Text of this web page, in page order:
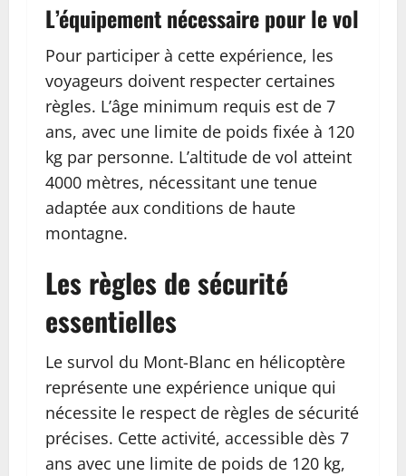
L’équipement nécessaire pour le vol
Pour participer à cette expérience, les
voyageurs doivent respecter certaines
règles. L’âge minimum requis est de 7
ans, avec une limite de poids fixée à 120
kg par personne. L’altitude de vol atteint
4000 mètres, nécessitant une tenue
adaptée aux conditions de haute
montagne.
Les règles de sécurité
essentielles
Le survol du Mont-Blanc en hélicoptère
représente une expérience unique qui
nécessite le respect de règles de sécurité
précises. Cette activité, accessible dès 7
ans avec une limite de poids de 120 kg,